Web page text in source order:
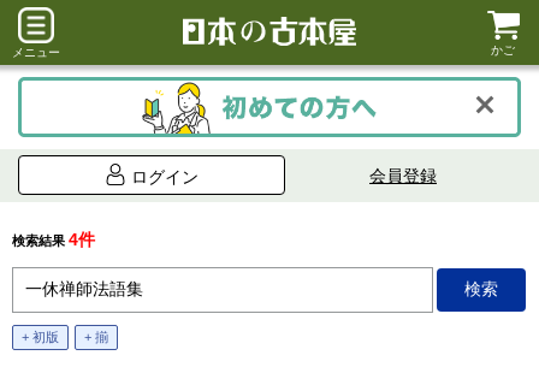
メニュー かご
ログイン 会員登録
検索結果 4件
+ 初版 + 揃